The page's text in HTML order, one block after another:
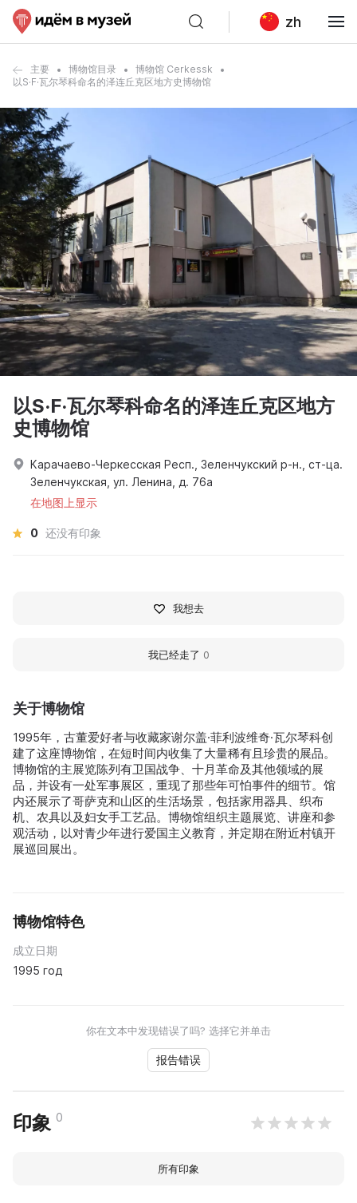
zh
主要 博物馆目录
博物馆 Cerkessk
以S·F·瓦尔琴科命名的泽连丘克区地方史博物馆
关于博物馆
1995年，古董爱好者与收藏家谢尔盖·菲利波维奇·瓦尔琴科创
建了这座博物馆，在短时间内收集了大量稀有且珍贵的展品。
博物馆的主展览陈列有卫国战争、十月革命及其他领域的展
品，并设有一处军事展区，重现了那些年可怕事件的细节。馆
内还展示了哥萨克和山区的生活场景，包括家用器具、织布
机、农具以及妇女手工艺品。博物馆组织主题展览、讲座和参
观活动，以对青少年进行爱国主义教育，并定期在附近村镇开
展巡回展出。
博物馆特色
成立日期
1995 год
你在文本中发现错误了吗? 选择它并单击
报告错误
印象 0
所有印象
以S·F·瓦尔琴科命名的泽连丘克区地方
史博物馆
Карачаево-Черкесская Респ., Зеленчукский р-н., ст-ца.
Зеленчукская, ул. Ленина, д. 76а
在地图上显示
0 还没有印象
我想去
我已经走了 0